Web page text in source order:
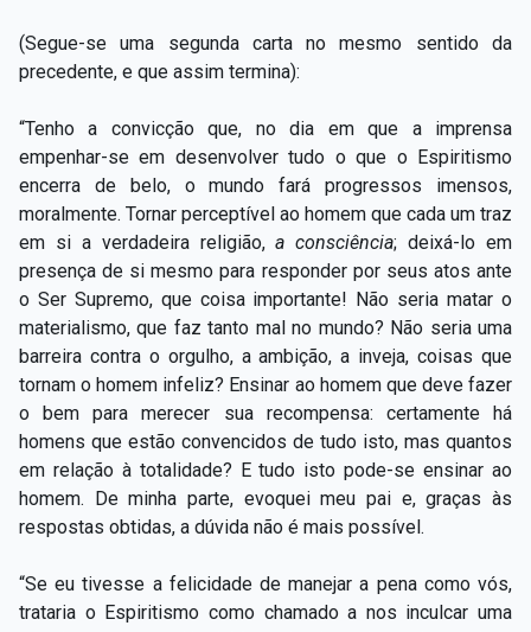
(Segue-se uma segunda carta no mesmo sentido da
precedente, e que assim termina):
“Tenho a convicção que, no dia em que a imprensa
empenhar-se em desenvolver tudo o que o Espiritismo
encerra de belo, o mundo fará progressos imensos,
moralmente. Tornar perceptível ao homem que cada um traz
em si a verdadeira religião,a consciência; deixá-lo em
presença de si mesmo para responder por seus atos ante
o Ser Supremo, que coisa importante! Não seria matar o
materialismo, que faz tanto mal no mundo? Não seria uma
barreira contra o orgulho, a ambição, a inveja, coisas que
tornam o homem infeliz? Ensinar ao homem que deve fazer
o bem para merecer sua recompensa: certamente há
homens que estão convencidos de tudo isto, mas quantos
em relação à totalidade? E tudo isto pode-se ensinar ao
homem. De minha parte, evoquei meu pai e, graças às
respostas obtidas, a dúvida não é mais possível.
“Se eu tivesse a felicidade de manejar a pena como vós,
trataria o Espiritismo como chamado a nos inculcar uma